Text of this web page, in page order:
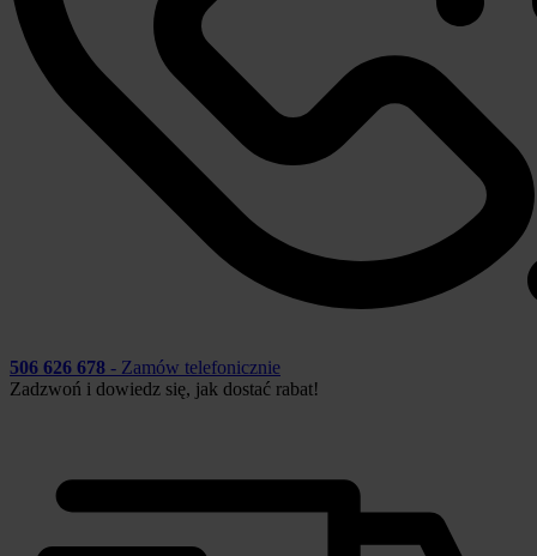
506 626 678 - Zamów telefonicznie
Zadzwoń i dowiedz się, jak dostać rabat!